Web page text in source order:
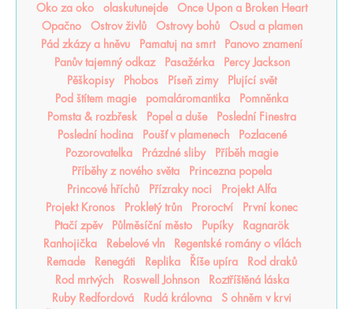
Oko za oko
olaskutunejde
Once Upon a Broken Heart
Opačno
Ostrov živlů Ostrovy bohů
Osud a plamen
Pád zkázy a hněvu
Pamatuj na smrt
Panovo znamení
Panův tajemný odkaz
Pasažérka
Percy Jackson
Pěškopisy
Phobos Píseň zimy
Plující svět
Pod štítem magie
pomaláromantika
Pomněnka
Pomsta & rozbřesk
Popel a duše
Poslední Finestra
Poslední hodina
Poušť v plamenech
Pozlacené
Pozorovatelka
Prázdné sliby
Příběh magie
Příběhy z nového světa
Princezna popela
Princové hříchů
Přízraky noci
Projekt Alfa
Projekt Kronos
Prokletý trůn Proroctví
První konec
Ptačí zpěv
Půlměsíční město Pupíky
Ragnarök
Ranhojička
Rebelové vln
Regentské romány o vílách
Remade
Renegáti Replika Říše upíra
Rod draků
Rod mrtvých
Roswell Johnson
Roztříštěná láska
Ruby Redfordová
Rudá královna
S ohněm v krvi